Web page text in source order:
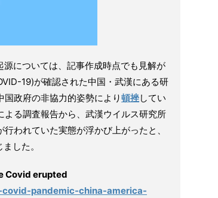
については、記事作成時点でも見解が
19)が確認された中国・武漢にある研
政府の非協力的姿勢により頓挫してい
る調査報告から、武漢ウイルス研究所
われていた実態が浮かび上がったと、
した。
Covid erupted
pandemic-china-america-